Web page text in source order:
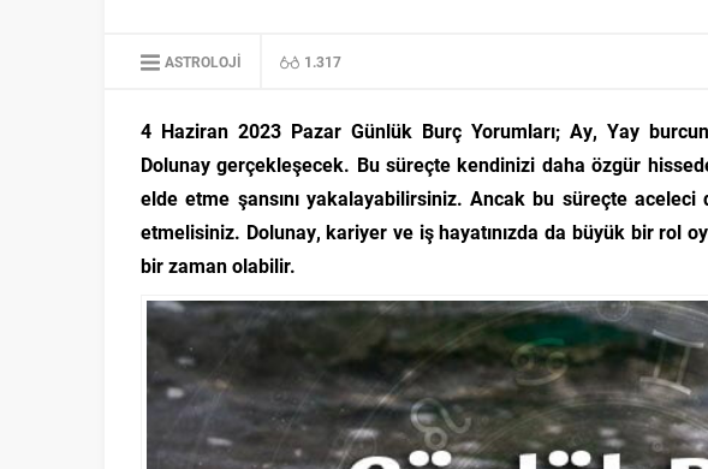
ASTROLOJI 1.317
4 Haziran 2023 Pazar Günlük Burç Yorumları; Ay, Yay
Dolunay gerçekleşecek. Bu süreçte kendinizi daha özgür
elde etme şansını yakalayabilirsiniz. Ancak bu süreçte aceleci
etmelisiniz. Dolunay, kariyer ve iş hayatınızda da büyük bir rol
bir zaman olabilir.